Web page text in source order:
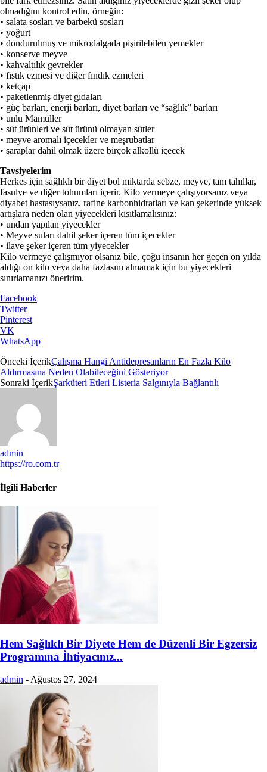
olmadığını kontrol edin, örneğin:
• salata sosları ve barbekü sosları
• yoğurt
• dondurulmuş ve mikrodalgada pişirilebilen yemekler
• konserve meyve
• kahvaltılık gevrekler
• fıstık ezmesi ve diğer fındık ezmeleri
• ketçap
• paketlenmiş diyet gıdaları
• güç barları, enerji barları, diyet barları ve “sağlık” barları
• unlu Mamüller
• süt ürünleri ve süt ürünü olmayan sütler
• meyve aromalı içecekler ve meşrubatlar
• şaraplar dahil olmak üzere birçok alkollü içecek
Tavsiyelerim
Herkes için sağlıklı bir diyet bol miktarda sebze, meyve, tam tahıllar,
fasulye ve diğer tohumları içerir. Kilo vermeye çalışıyorsanız veya
diyabet hastasıysanız, rafine karbonhidratları ve kan şekerinde yüksek
artışlara neden olan yiyecekleri kısıtlamalısınız:
• undan yapılan yiyecekler
• Meyve suları dahil şeker içeren tüm içecekler
• ilave şeker içeren tüm yiyecekler
Kilo vermeye çalışmıyor olsanız bile, çoğu insanın her geçen on yılda
aldığı on kilo veya daha fazlasını almamak için bu yiyecekleri
sınırlamanızı öneririm.
Facebook
Twitter
Pinterest
VK
WhatsApp
Önceki İçerikÇalışma Hangi Antidepresanların En Fazla Kilo
Aldırmasına Neden Olabileceğini Gösteriyor
Sonraki İçerikŞarküteri Etleri Listeria Salgınıyla Bağlantılı
admin
https://ro.com.tr
İlgili Haberler
Hem Sağlıklı Bir Diyete Hem de Düzenli Bir Egzersiz
Programına İhtiyacınız...
admin - Ağustos 27, 2024